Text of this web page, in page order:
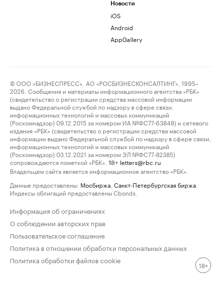
Новости
iOS
Android
AppGallery
© ООО «БИЗНЕСПРЕСС», АО «РОСБИЗНЕСКОНСАЛТИНГ», 1995–
2026. Сообщения и материалы информационного агентства «РБК»
(свидетельство о регистрации средства массовой информации
выдано Федеральной службой по надзору в сфере связи,
информационных технологий и массовых коммуникаций
(Роскомнадзор) 09.12.2015 за номером ИА №ФС77-63848) и сетевого
издания «РБК» (свидетельство о регистрации средства массовой
информации выдано Федеральной службой по надзору в сфере связи,
информационных технологий и массовых коммуникаций
(Роскомнадзор) 03.12.2021 за номером ЭЛ №ФС77-82385)
сопровождаются пометкой «РБК».
18+ letters@rbc.ru
Владельцем сайта является информационное агентство «РБК».
Данные предоставлены: Мосбиржа Санкт-Петербургская биржа
Индексы облигаций предоставлены Cbonds.
Информация об ограничениях
О соблюдении авторских прав
Пользовательское соглашение
Политика в отношении обработки персональных данных
Политика обработки файлов cookie
18+